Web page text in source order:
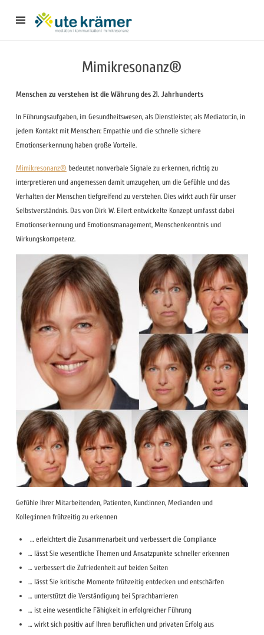
Ute
Krämer
Mediation,
und
Coaching
Mimikresonanz®
Menschen zu verstehen ist die Währung des 21. Jahrhunderts
In Führungsaufgaben, im Gesundheitswesen, als Dienstleister, als Mediator:in, in
jedem Kontakt mit Menschen: Empathie und die schnelle sichere
Emotionserkennung haben große Vorteile.
Mimikresonanz® bedeutet nonverbale Signale zu erkennen, richtig zu
interpretieren und angemessen damit umzugehen, um die Gefühle und das
Verhalten der Menschen tiefgreifend zu verstehen. Dies wirkt auch für unser
Selbstverständnis. Das von Dirk W. Eilert entwickelte Konzept umfasst dabei
Emotionserkennung und Emotionsmanagement, Menschenkenntnis und
Wirkungskompetenz.
Gefühle Ihrer Mitarbeitenden, Patienten, Kund:innen, Medianden und
Kolleg:innen frühzeitig zu erkennen
… erleichtert die Zusammenarbeit und verbessert die Compliance
… lässt Sie wesentliche Themen und Ansatzpunkte schneller erkennen
… verbessert die Zufriedenheit auf beiden Seiten
… lässt Sie kritische Momente frühzeitig entdecken und entschärfen
… unterstützt die Verständigung bei Sprachbarrieren
… ist eine wesentliche Fähigkeit in erfolgreicher Führung
… wirkt sich positiv auf Ihren beruflichen und privaten Erfolg aus